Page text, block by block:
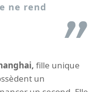
ne rend
fille unique
un